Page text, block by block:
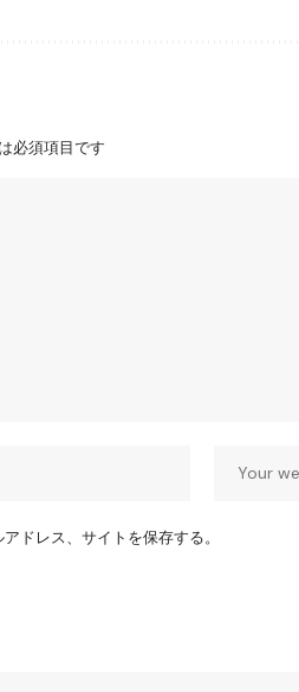
必須項目です
ドレス、サイトを保存する。